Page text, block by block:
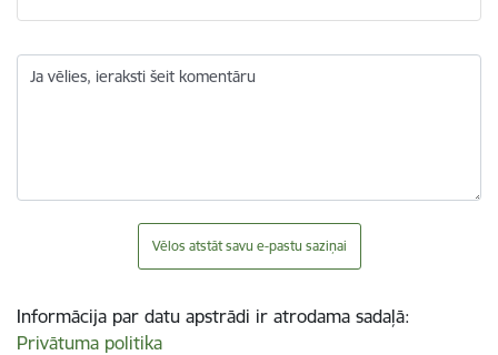
Ja vēlies, ieraksti šeit komentāru
Vēlos atstāt savu e-pastu saziņai
Informācija par datu apstrādi ir atrodama sadaļā:
Privātuma politika